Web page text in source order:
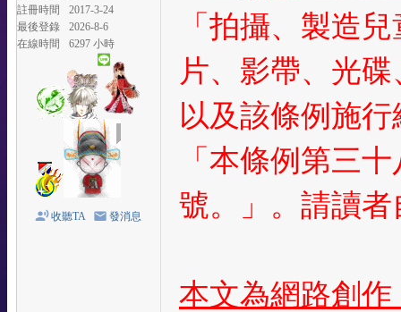
註冊時間
2017-3-24
最後登錄
2026-8-6
在線時間
6297 小時
收聽TA 發消息
「拍攝、製造
片、影帶、光
以及該條例施
「本條例第三
號。」。請讀者
本文為網路創